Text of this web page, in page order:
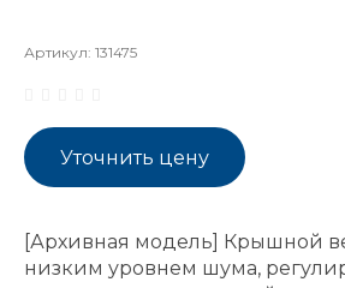
Артикул: 131475
Уточнить цену
[Архивная модель] Крышной
низким уровнем шума,